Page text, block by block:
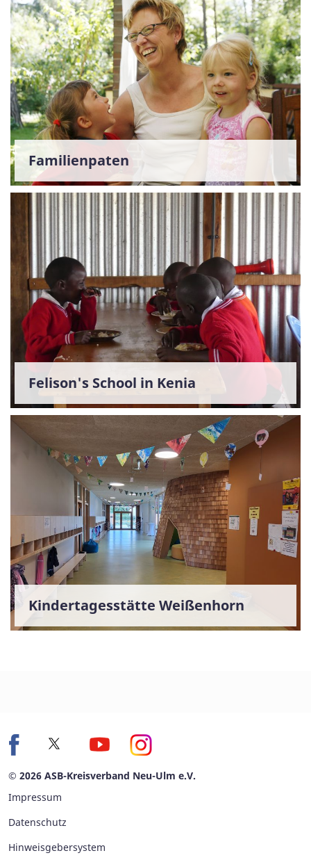
Familienpaten
Felison's School in Kenia
Kindertagesstätte Weißenhorn
© 2026 ASB-Kreisverband Neu-Ulm e.V.
Impressum
Datenschutz
Hinweisgebersystem